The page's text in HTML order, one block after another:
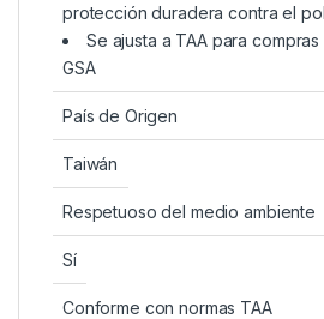
protección duradera contra el
Se ajusta a TAA para
GSA
País de Origen
Taiwán
Respetuoso del medio ambiente
Sí
Conforme con normas TAA